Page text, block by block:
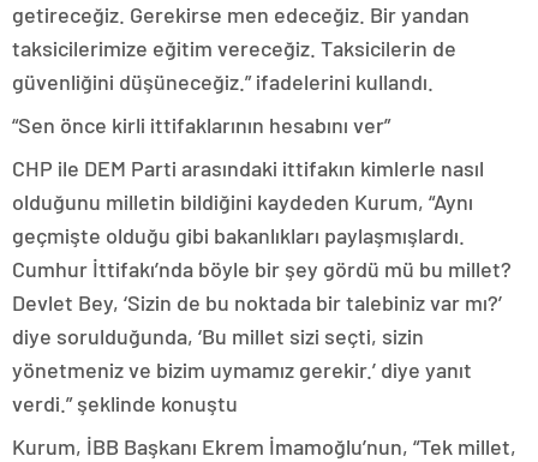
getireceğiz. Gerekirse men edeceğiz. Bir yandan
taksicilerimize eğitim vereceğiz. Taksicilerin de
güvenliğini düşüneceğiz.” ifadelerini kullandı.
“Sen önce kirli ittifaklarının hesabını ver”
CHP ile DEM Parti arasındaki ittifakın kimlerle nasıl
olduğunu milletin bildiğini kaydeden Kurum, “Aynı
geçmişte olduğu gibi bakanlıkları paylaşmışlardı.
Cumhur İttifakı’nda böyle bir şey gördü mü bu millet?
Devlet Bey, ‘Sizin de bu noktada bir talebiniz var mı?’
diye sorulduğunda, ‘Bu millet sizi seçti, sizin
yönetmeniz ve bizim uymamız gerekir.’ diye yanıt
verdi.” şeklinde konuştu
Kurum, İBB Başkanı Ekrem İmamoğlu’nun, “Tek millet,